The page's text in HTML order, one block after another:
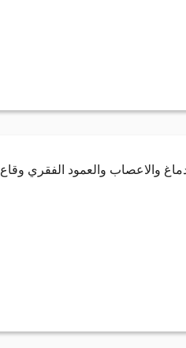
والاعصاب والعمود الفقري وقاع